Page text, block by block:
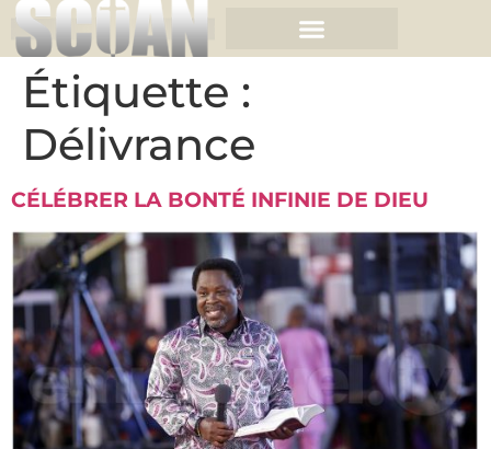
Étiquette :
Délivrance
CÉLÉBRER LA BONTÉ INFINIE DE DIEU